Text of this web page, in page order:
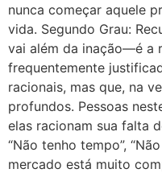
nunca começar aquele
vida. Segundo Grau:
vai além da inação—é a
frequentemente
racionais, mas que, na
profundos. Pessoas
elas racionam sua falta
“Não tenho tempo”,
mercado está muito